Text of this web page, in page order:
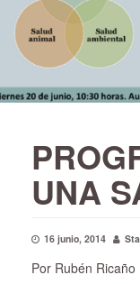
UNA
16 junio, 2014
Por Rubén Ricaño